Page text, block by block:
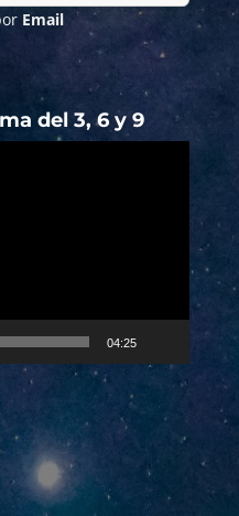
Email
del 3, 6 y 9
04:25